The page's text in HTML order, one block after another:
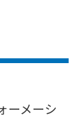
ーメーシ